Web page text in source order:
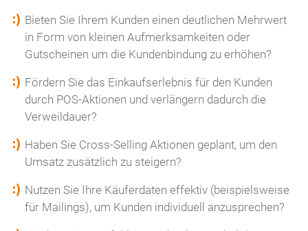
Bieten Sie Ihrem Kunden einen deutlichen Mehrwert
in Form von kleinen Aufmerksamkeiten oder
Gutscheinen um die Kundenbindung zu erhöhen?
Fördern Sie das Einkaufserlebnis für den Kunden
durch POS-Aktionen und verlängern dadurch die
Verweildauer?
Haben Sie Cross-Selling Aktionen geplant, um den
Umsatz zusätzlich zu steigern?
Nutzen Sie Ihre Käuferdaten effektiv (beispielsweise
für Mailings), um Kunden individuell anzusprechen?